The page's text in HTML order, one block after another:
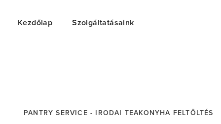
Kezdőlap Szolgáltatásaink
PANTRY SERVICE - IRODAI TEAKONYHA FELTÖLTÉS